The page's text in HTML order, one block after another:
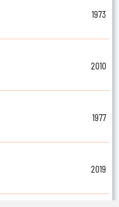
1973
2010
1977
2019